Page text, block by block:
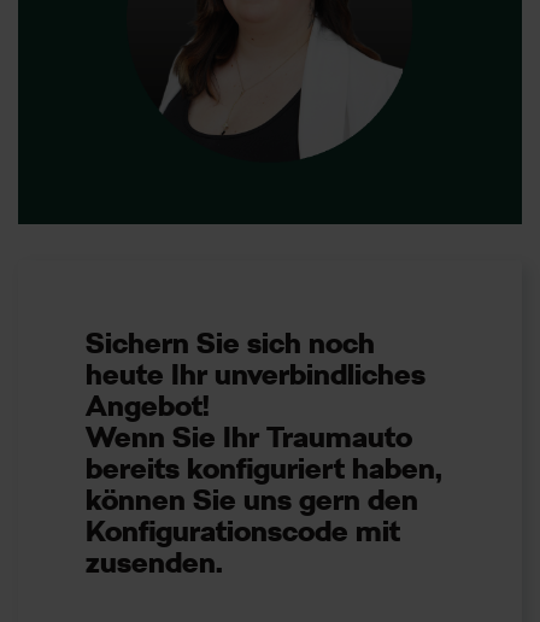
Sichern Sie sich noch
heute Ihr unverbindliches
Angebot!
Wenn Sie Ihr Traumauto
bereits konfiguriert haben,
können Sie uns gern den
Konfigurationscode mit
zusenden.